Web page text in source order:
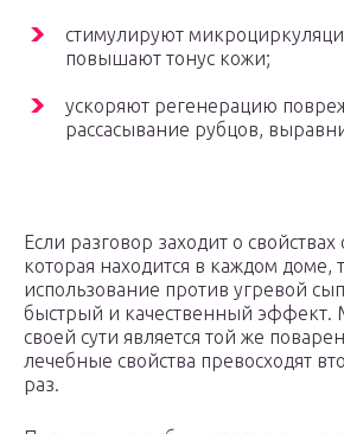
стимулируют
повышают тонус кожи;
ускоряют регенерацию
рассасывание рубцов,
Если разговор заходит о
которая находится в каждом доме,
использование против угревой
быстрый и качественный эффект.
своей сути является той же
лечебные свойства превосходят
раз.